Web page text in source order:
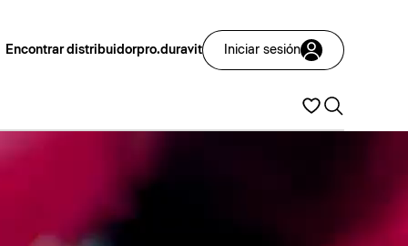
Encontrar distribuidorpro.duravit Iniciar sesión